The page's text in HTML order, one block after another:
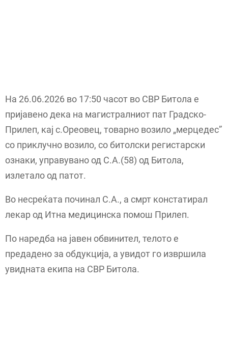
На 26.06.2026 во 17:50 часот во СВР Битола e
пријавено дека на магистралниот пат Градско-
Прилеп, кај с.Ореовец, товарно возило „мерцедес”
со приклучно возило, со битолски регистарски
ознаки, управувано од С.А.(58) од Битола,
излетало од патот.
Во несреќата починал С.А., а смрт констатирал
лекар од Итна медицинска помош Прилеп.
По наредба на јавен обвинител, телото е
предадено за обдукција, а увидот го извршила
увидната екипа на СВР Битола.